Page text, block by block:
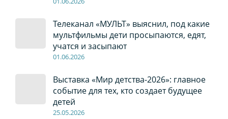
Телеканал «МУЛЬТ» выяснил, под какие
мультфильмы дети просыпаются, едят,
учатся и засыпают
01.06.2026
Выставка «Мир детства-2026»: главное
событие для тех, кто создает будущее
детей
25.05.2026